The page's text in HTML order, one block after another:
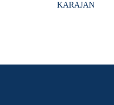
KARAJAN